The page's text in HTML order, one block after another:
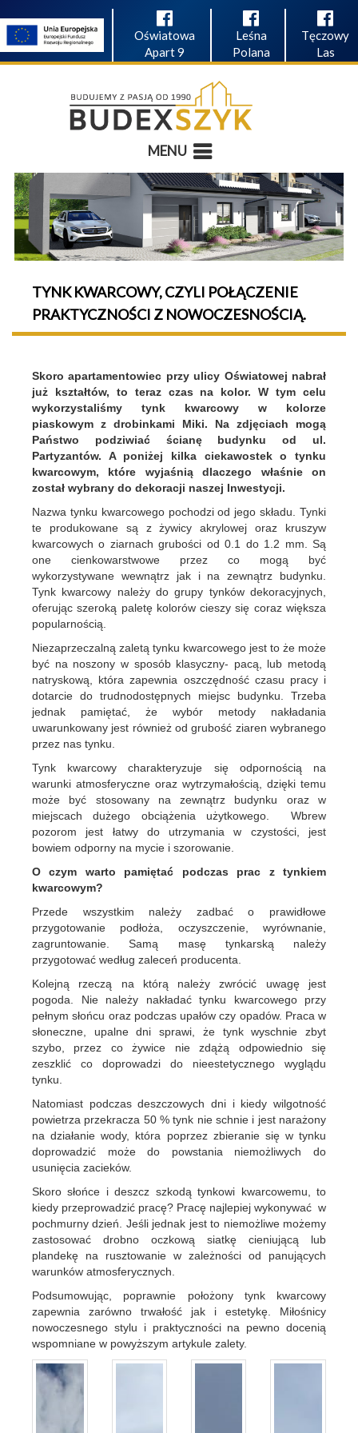
Oświatowa
Apart 9
Leśna
Polana
Tęczowy
Las
MENU
TYNK KWARCOWY, CZYLI POŁĄCZENIE
PRAKTYCZNOŚCI Z NOWOCZESNOŚCIĄ.
Skoro apartamentowiec przy ulicy Oświatowej nabrał
już kształtów, to teraz czas na kolor. W tym celu
wykorzystaliśmy tynk kwarcowy w kolorze
piaskowym z drobinkami Miki. Na zdjęciach mogą
Państwo podziwiać ścianę budynku od ul.
Partyzantów. A poniżej kilka ciekawostek o tynku
kwarcowym, które wyjaśnią dlaczego właśnie on
został wybrany do dekoracji naszej Inwestycji.
Nazwa tynku kwarcowego pochodzi od jego składu. Tynki
te produkowane są z żywicy akrylowej oraz kruszyw
kwarcowych o ziarnach grubości od 0.1 do 1.2 mm. Są
one cienkowarstwowe przez co mogą być
wykorzystywane wewnątrz jak i na zewnątrz budynku.
Tynk kwarcowy należy do grupy tynków dekoracyjnych,
oferując szeroką paletę kolorów cieszy się coraz większa
popularnością.
Niezaprzeczalną zaletą tynku kwarcowego jest to że może
być na noszony w sposób klasyczny- pacą, lub metodą
natryskową, która zapewnia oszczędność czasu pracy i
dotarcie do trudnodostępnych miejsc budynku. Trzeba
jednak pamiętać, że wybór metody nakładania
uwarunkowany jest również od grubość ziaren wybranego
przez nas tynku.
Tynk kwarcowy charakteryzuje się odpornością na
warunki atmosferyczne oraz wytrzymałością, dzięki temu
może być stosowany na zewnątrz budynku oraz w
miejscach dużego obciążenia użytkowego. Wbrew
pozorom jest łatwy do utrzymania w czystości, jest
bowiem odporny na mycie i szorowanie.
O czym warto pamiętać podczas prac z tynkiem
kwarcowym?
Przede wszystkim należy zadbać o prawidłowe
przygotowanie podłoża, oczyszczenie, wyrównanie,
zagruntowanie. Samą masę tynkarską należy
przygotować według zaleceń producenta.
Kolejną rzeczą na którą należy zwrócić uwagę jest
pogoda. Nie należy nakładać tynku kwarcowego przy
pełnym słońcu oraz podczas upałów czy opadów. Praca w
słoneczne, upalne dni sprawi, że tynk wyschnie zbyt
szybo, przez co żywice nie zdążą odpowiednio się
zeszklić co doprowadzi do nieestetycznego wyglądu
tynku.
Natomiast podczas deszczowych dni i kiedy wilgotność
powietrza przekracza 50 % tynk nie schnie i jest narażony
na działanie wody, która poprzez zbieranie się w tynku
doprowadzić może do powstania niemożliwych do
usunięcia zacieków.
Skoro słońce i deszcz szkodą tynkowi kwarcowemu, to
kiedy przeprowadzić pracę? Pracę najlepiej wykonywać w
pochmurny dzień. Jeśli jednak jest to niemożliwe możemy
zastosować drobno oczkową siatkę cieniującą lub
plandekę na rusztowanie w zależności od panujących
warunków atmosferycznych.
Podsumowując, poprawnie położony tynk kwarcowy
zapewnia zarówno trwałość jak i estetykę. Miłośnicy
nowoczesnego stylu i praktyczności na pewno docenią
wspomniane w powyższym artykule zalety.